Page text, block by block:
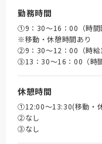
勤務時間
①9：30～16：00（時間
※移動・休憩時間あり
➁9：30～12：00（時給
③13：30～16：00（時
休憩時間
①12:00～13:30(移動・
➁なし
③なし